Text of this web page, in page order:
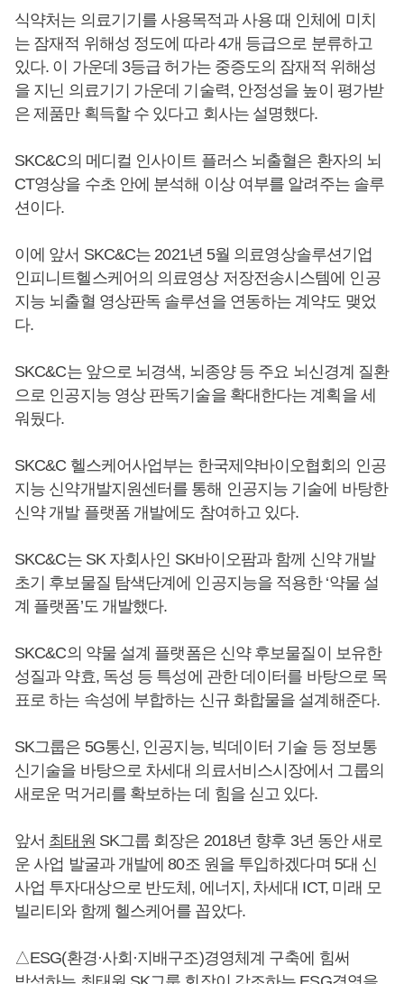
식약처는 의료기기를 사용목적과 사용 때 인체에 미치
는 잠재적 위해성 정도에 따라 4개 등급으로 분류하고
있다. 이 가운데 3등급 허가는 중증도의 잠재적 위해성
을 지닌 의료기기 가운데 기술력, 안정성을 높이 평가받
은 제품만 획득할 수 있다고 회사는 설명했다.
SKC&C의 메디컬 인사이트 플러스 뇌출혈은 환자의 뇌
CT영상을 수초 안에 분석해 이상 여부를 알려주는 솔루
션이다.
이에 앞서 SKC&C는 2021년 5월 의료영상솔루션기업
인피니트헬스케어의 의료영상 저장전송시스템에 인공
지능 뇌출혈 영상판독 솔루션을 연동하는 계약도 맺었
다.
SKC&C는 앞으로 뇌경색, 뇌종양 등 주요 뇌신경계 질환
으로 인공지능 영상 판독기술을 확대한다는 계획을 세
워뒀다.
SKC&C 헬스케어사업부는 한국제약바이오협회의 인공
지능 신약개발지원센터를 통해 인공지능 기술에 바탕한
신약 개발 플랫폼 개발에도 참여하고 있다.
SKC&C는 SK 자회사인 SK바이오팜과 함께 신약 개발
초기 후보물질 탐색단계에 인공지능을 적용한 ‘약물 설
계 플랫폼’도 개발했다.
SKC&C의 약물 설계 플랫폼은 신약 후보물질이 보유한
성질과 약효, 독성 등 특성에 관한 데이터를 바탕으로 목
표로 하는 속성에 부합하는 신규 화합물을 설계해준다.
SK그룹은 5G통신, 인공지능, 빅데이터 기술 등 정보통
신기술을 바탕으로 차세대 의료서비스시장에서 그룹의
새로운 먹거리를 확보하는 데 힘을 싣고 있다.
앞서 최태원 SK그룹 회장은 2018년 향후 3년 동안 새로
운 사업 발굴과 개발에 80조 원을 투입하겠다며 5대 신
사업 투자대상으로 반도체, 에너지, 차세대 ICT, 미래 모
빌리티와 함께 헬스케어를 꼽았다.
△ESG(환경·사회·지배구조)경영체계 구축에 힘써